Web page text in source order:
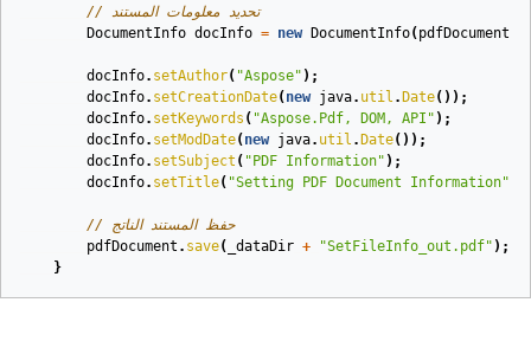
// تحديد معلومات المستند
DocumentInfo docInfo = new DocumentInfo( pdfDocument
docInfo. setAuthor( "Aspose" );
docInfo. setCreationDate( new java. util . Date());
docInfo. setKeywords ( "Aspose.Pdf, DOM, API" );
docInfo. setModDate( new java. util . Date());
docInfo. setSubject ( "PDF Information" );
docInfo. setTitle( "Setting PDF Document Information"
// حفظ المستند الناتج
pdfDocument . save( _dataDir + "SetFileInfo_out.pdf" );
}